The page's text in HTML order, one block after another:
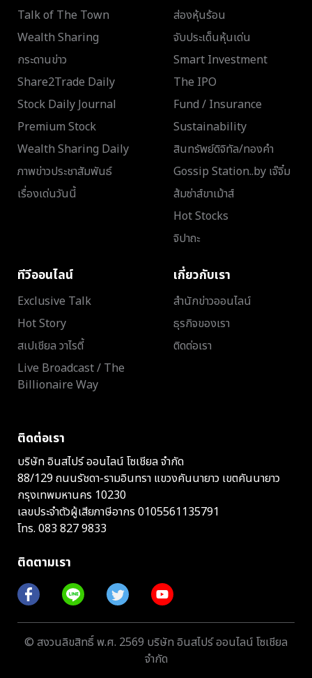
Talk of The Town
Wealth Sharing
กระดานข่าว
Share2Trade Daily
Stock Daily Journal
Premium Stock
Wealth Sharing Daily
ภาพข่าวประชาสัมพันธ์
เรื่องเด่นวันนี้
ส่องหุ้นร้อน
จับประเด็นหุ้นเด่น
Smart Investment
The IPO
Fund / Insurance
Sustainability
สินทรัพย์ดิจิทัล/ทองคำ
Gossip Station..by เจ๊จิ๋ม
ส้มซ่าส์ขาเม้าส์
Hot Stocks
จิปาถะ
ทีวีออนไลน์
Exclusive Talk
Hot Story
สเปเชียล วาไรตี้
Live Broadcast / The
Billionaire Way
เกี่ยวกับเรา
สำนักข่าวออนไลน์
ธุรกิจของเรา
ติดต่อเรา
ติดต่อเรา
บริษัท อินสไปร์ ออนไลน์ โซเชียล จำกัด
88/129 ถนนรัชดา-รามอินทรา แขวงคันนายาว เขตคันนายาว
กรุงเทพมหานคร 10230
เลขประจำตัวผู้เสียภาษีอากร 0105561135791
โทร. 083 827 9833
ติดตามเรา
© สงวนลิขสิทธิ์ พ.ศ. 2569 บริษัท อินสไปร์ ออนไลน์ โซเชียล
จำกัด